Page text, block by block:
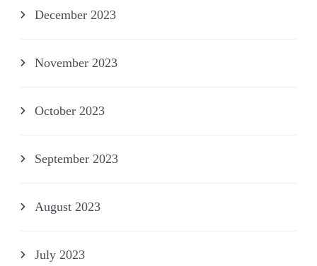
December 2023
November 2023
October 2023
September 2023
August 2023
July 2023